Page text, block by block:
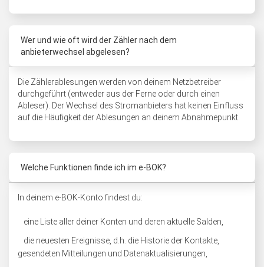
Wer und wie oft wird der Zähler nach dem
anbieterwechsel abgelesen?
Die Zählerablesungen werden von deinem Netzbetreiber
durchgeführt (entweder aus der Ferne oder durch einen
Ableser). Der Wechsel des Stromanbieters hat keinen Einfluss
auf die Häufigkeit der Ablesungen an deinem Abnahmepunkt.
Welche Funktionen finde ich im e-BOK?
In deinem e-BOK-Konto findest du:
eine Liste aller deiner Konten und deren aktuelle Salden,
die neuesten Ereignisse, d.h. die Historie der Kontakte,
gesendeten Mitteilungen und Datenaktualisierungen,